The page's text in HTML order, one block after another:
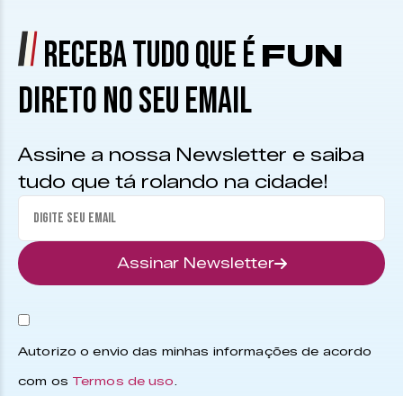
RECEBA TUDO QUE É FUN
DIRETO NO SEU EMAIL
Assine a nossa Newsletter e saiba
tudo que tá rolando na cidade!
Assinar Newsletter
Autorizo o envio das minhas informações de acordo
com os Termos de uso.